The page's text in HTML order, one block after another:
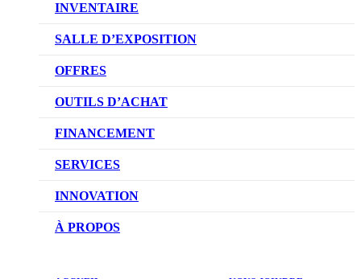
INVENTAIRE
VÉHICULES NEUFS
VÉHICULES D’OCCASION
SALLE D’EXPOSITION
OFFRES
OFFRES DU CONCESSIONNAIRE
OUTILS D’ACHAT
CONFIGUREZ VOTRE VÉHICULE
RÉSERVEZ UN ESSAI ROUTIER
DEMANDEZ UN PRIX
FINANCEMENT
NOTRE DIFFÉRENCE
DEMANDE DE CRÉDIT AUTO
SERVICES
NOTRE PROMESSE
PRENDRE UN RENDEZ-VOUS
INNOVATION
TECHNOLOGIE SKYACTIV
À PROPOS